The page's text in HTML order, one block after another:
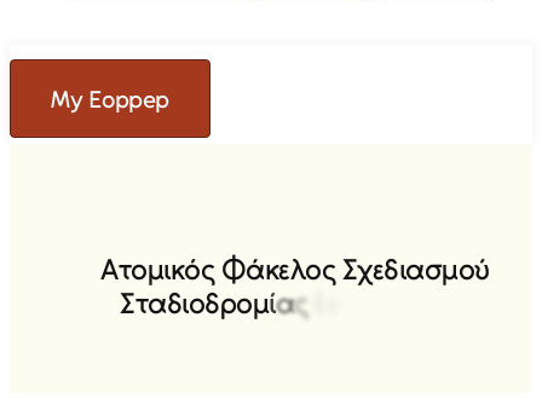
My Eoppep
Ατομικός Φάκελος Σχεδιασμού
Σταδιοδρομίας